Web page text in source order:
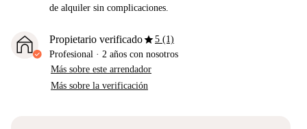
de alquiler sin complicaciones.
Propietario verificadostar5 (1)
Profesional · 2 años con nosotros
Más sobre este arrendador
Más sobre la verificación